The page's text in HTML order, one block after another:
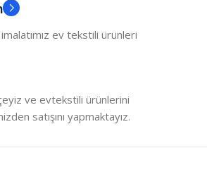
ev tekstili ürünleri
ve evtekstili ürünlerini
satışını yapmaktayız.